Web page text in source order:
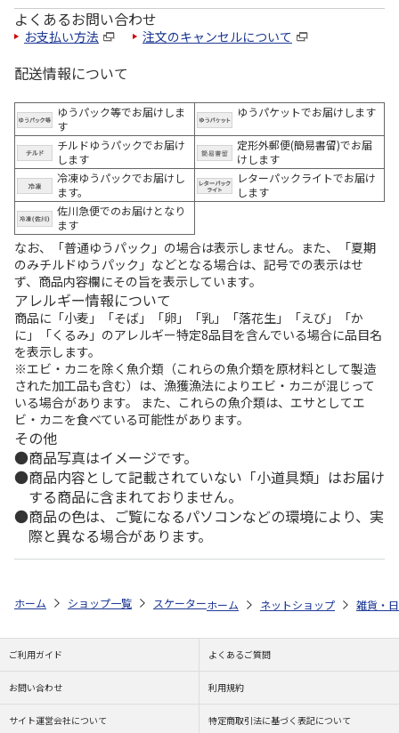
よくあるお問い合わせ
お支払い方法 注文のキャンセルについて
配送情報について
ゆうパック等でお届けしま
す
ゆうパケットでお届けします
チルドゆうパックでお届け
します
定形外郵便(簡易書留)でお届
けします
冷凍ゆうパックでお届けし
ます。
レターパックライトでお届け
します
佐川急便でのお届けとなり
ます
なお、「普通ゆうパック」の場合は表示しません。また、「夏期
のみチルドゆうパック」などとなる場合は、記号での表示はせ
ず、商品内容欄にその旨を表示しています。
アレルギー情報について
商品に「小麦」「そば」「卵」「乳」「落花生」「えび」「か
に」「くるみ」のアレルギー特定8品目を含んでいる場合に品目名
を表示します。
※エビ・カニを除く魚介類（これらの魚介類を原材料として製造
された加工品も含む）は、漁獲漁法によりエビ・カニが混じって
いる場合があります。 また、これらの魚介類は、エサとしてエ
ビ・カニを食べている可能性があります。
その他
商品写真はイメージです。
商品内容として記載されていない「小道具類」はお届け
する商品に含まれておりません。
商品の色は、ご覧になるパソコンなどの環境により、実
際と異なる場合があります。
ホーム ショップ一覧 スケーター ビーチサンダル (21cm) まいぜん
ホーム ネットショップ 雑貨・
ご利用ガイド よくあるご質問
お問い合わせ 利用規約
サイト運営会社について 特定商取引法に基づく表記について